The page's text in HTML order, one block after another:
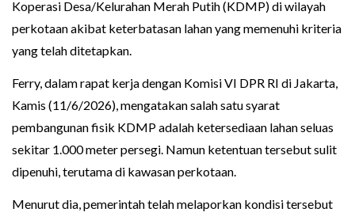
Koperasi Desa/Kelurahan Merah Putih (KDMP) di wilayah
perkotaan akibat keterbatasan lahan yang memenuhi kriteria
yang telah ditetapkan.
Ferry, dalam rapat kerja dengan Komisi VI DPR RI di Jakarta,
Kamis (11/6/2026), mengatakan salah satu syarat
pembangunan fisik KDMP adalah ketersediaan lahan seluas
sekitar 1.000 meter persegi. Namun ketentuan tersebut sulit
dipenuhi, terutama di kawasan perkotaan.
Menurut dia, pemerintah telah melaporkan kondisi tersebut